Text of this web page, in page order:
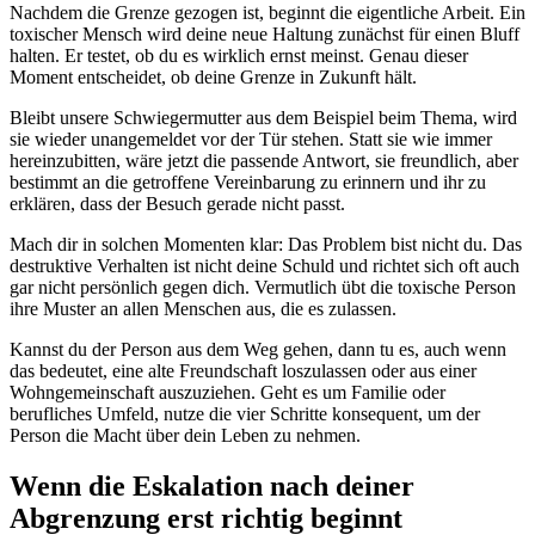
Nachdem die Grenze gezogen ist, beginnt die eigentliche Arbeit. Ein
toxischer Mensch wird deine neue Haltung zunächst für einen Bluff
halten. Er testet, ob du es wirklich ernst meinst. Genau dieser
Moment entscheidet, ob deine Grenze in Zukunft hält.
Bleibt unsere Schwiegermutter aus dem Beispiel beim Thema, wird
sie wieder unangemeldet vor der Tür stehen. Statt sie wie immer
hereinzubitten, wäre jetzt die passende Antwort, sie freundlich, aber
bestimmt an die getroffene Vereinbarung zu erinnern und ihr zu
erklären, dass der Besuch gerade nicht passt.
Mach dir in solchen Momenten klar: Das Problem bist nicht du. Das
destruktive Verhalten ist nicht deine Schuld und richtet sich oft auch
gar nicht persönlich gegen dich. Vermutlich übt die toxische Person
ihre Muster an allen Menschen aus, die es zulassen.
Kannst du der Person aus dem Weg gehen, dann tu es, auch wenn
das bedeutet, eine alte Freundschaft loszulassen oder aus einer
Wohngemeinschaft auszuziehen. Geht es um Familie oder
berufliches Umfeld, nutze die vier Schritte konsequent, um der
Person die Macht über dein Leben zu nehmen.
Wenn die Eskalation nach deiner
Abgrenzung erst richtig beginnt